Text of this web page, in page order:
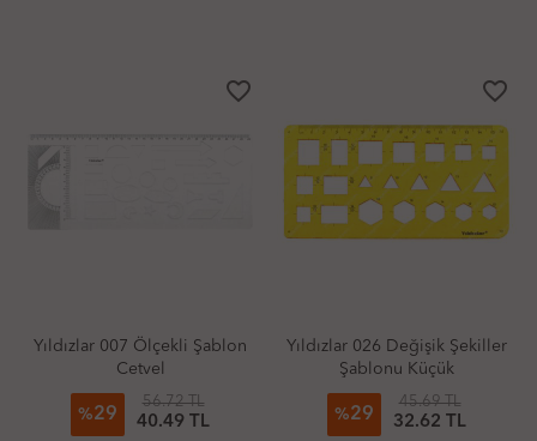
favorite_border
Yıldızlar 007 Ölçekli Şablon
Cetvel
%29
56.72 TL
40.49 TL
favorite_border
Yıldızlar 026 Değişik Şekiller
Şablonu Küçük
%29
45.69 TL
32.62 TL